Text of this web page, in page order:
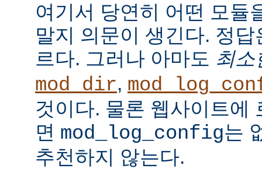
여기서 당연히 어떤 모듈
말지 의문이 생긴다. 정
르다. 그러나 아마도 최소
mod_dir,
것이다. 물론 웹사이트에
면 mod_log_config는
추천하지 않는다.